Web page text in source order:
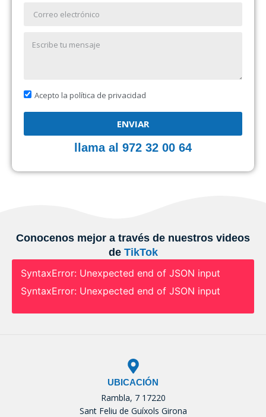
Acepto la política de privacidad
ENVIAR
llama al 972 32 00 64
Conocenos mejor a través de nuestros videos
de TikTok
SyntaxError: Unexpected end of JSON input
SyntaxError: Unexpected end of JSON input
UBICACIÓN
Rambla, 7 17220
Sant Feliu de Guíxols Girona